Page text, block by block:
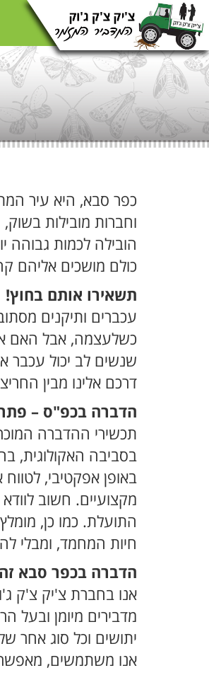
כפר סבא, היא עיר
וחברות מובילות
הובילה לכמות גבוהה
כולם מושכים אליהם
תשאירו אותם בחוץ!
עכברים ותיקנים
כשלעצמה, אבל האם
שנשים לב יכול עכבר
דרכם אלינו מבין
הדברה בכפ"ס –
תכשירי ההדברה
בסביבה האקולוגית,
באופן אפקטיבי,
מקצועיים. חשוב
התועלת. כמו כן,
חיות המחמד, ומבלי
הדברה בכפר סבא
אנו בחברת צ'יק צ'ק
מדבירים מיומן ובעל
יתושים וכל סוג אחר
אנו משתמשים,